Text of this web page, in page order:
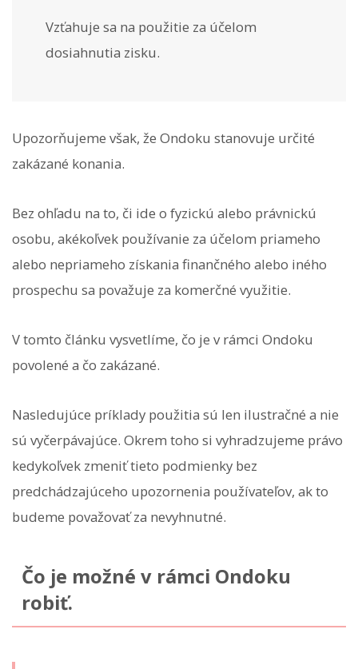
Vzťahuje sa na použitie za účelom
dosiahnutia zisku.
Upozorňujeme však, že Ondoku stanovuje určité
zakázané konania.
Bez ohľadu na to, či ide o fyzickú alebo právnickú
osobu, akékoľvek používanie za účelom priameho
alebo nepriameho získania finančného alebo iného
prospechu sa považuje za komerčné využitie.
V tomto článku vysvetlíme, čo je v rámci Ondoku
povolené a čo zakázané.
Nasledujúce príklady použitia sú len ilustračné a nie
sú vyčerpávajúce. Okrem toho si vyhradzujeme právo
kedykoľvek zmeniť tieto podmienky bez
predchádzajúceho upozornenia používateľov, ak to
budeme považovať za nevyhnutné.
Čo je možné v rámci Ondoku
robiť.